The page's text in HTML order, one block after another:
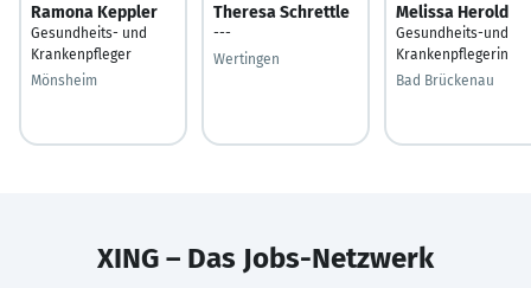
Ramona Keppler
Gesundheits- und
Krankenpfleger
Mönsheim
Theresa Schrettle
---
Wertingen
Melissa Herold
Gesundheits-und
Krankenpflegerin
Bad Brückenau
XING – Das Jobs-Netzwerk